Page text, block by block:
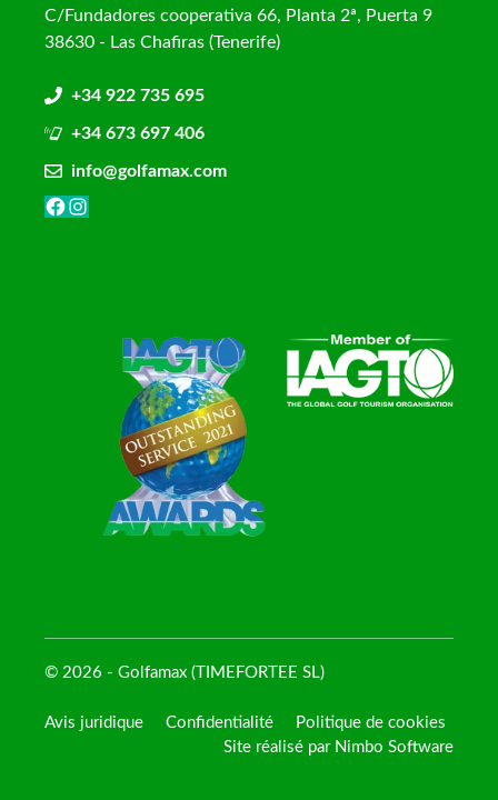
C/Fundadores cooperativa 66, Planta 2ª, Puerta 9
38630 - Las Chafiras (Tenerife)
+34 922 735 695
+34 673 697 406
info@golfamax.com
Facebook
Instagram
© 2026 - Golfamax (TIMEFORTEE SL)
Avis juridique Confidentialité
Politique de cookies
Site réalisé par Nimbo Software